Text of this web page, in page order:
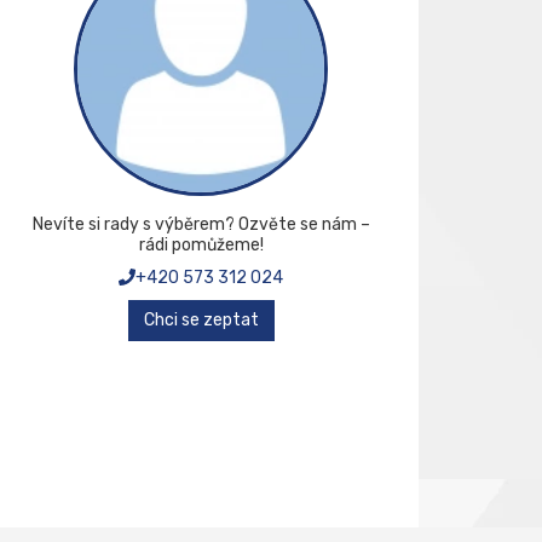
Nevíte si rady s výběrem? Ozvěte se nám –
rádi pomůžeme!
+420 573 312 024
Chci se zeptat